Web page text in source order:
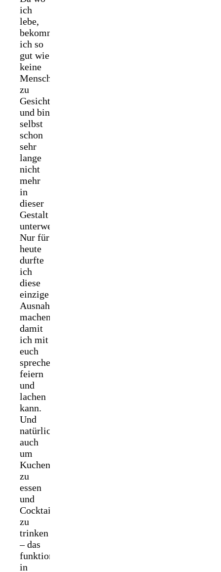
ich
lebe,
bekomme
ich so
gut wie
keine
Menschen
zu
Gesicht
und bin
selbst
schon
sehr
lange
nicht
mehr
in
dieser
Gestalt
unterwegs.
Nur für
heute
durfte
ich
diese
einzige
Ausnahme
machen,
damit
ich mit
euch
sprechen,
feiern
und
lachen
kann.
Und
natürlich
auch
um
Kuchen
zu
essen
und
Cocktails
zu
trinken
– das
funktioniert
in